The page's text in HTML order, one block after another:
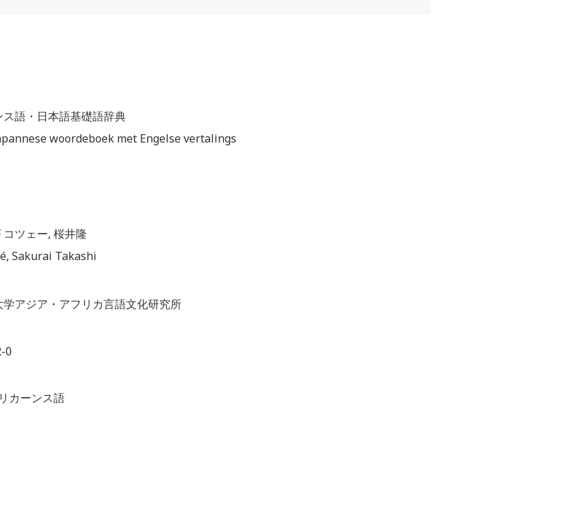
語・日本語基礎語辞典
woordeboek met Engelse vertalings
コツェー, 桜井隆
Sakurai Takashi
アジア・アフリカ言語文化研究所
0
カーンス語